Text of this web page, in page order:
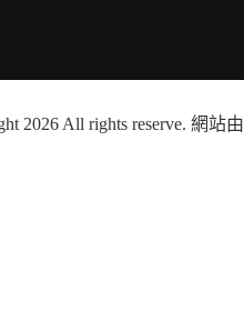
2026 All rights reserve. 網站由